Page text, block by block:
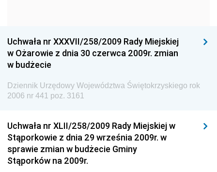
Dziennik Urzędowy Ministra Pracy i Polityki
Społecznej
Dziennik Urzędowy Urzędu Lotnictwa Cywilnego
Dziennik Urzędowy Ministerstwa Hutnictwa i
Przemysłu Maszynowego
Dziennik Urzędowy Ministerstwa Zdrowia i Opieki
Społecznej
Uchwała nr XXXVII/258/2009 Rady Miejskiej
w Ożarowie z dnia 30 czerwca 2009r. zmian
w budżecie
Dziennik Urzędowy Województwa Świętokrzyskiego rok
2006 nr 441 poz. 3161
Uchwała nr XLII/258/2009 Rady Miejskiej w
Stąporkowie z dnia 29 września 2009r. w
sprawie zmian w budżecie Gminy
Stąporków na 2009r.